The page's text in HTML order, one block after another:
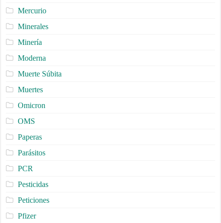
Mercurio
Minerales
Minería
Moderna
Muerte Súbita
Muertes
Omicron
OMS
Paperas
Parásitos
PCR
Pesticidas
Peticiones
Pfizer